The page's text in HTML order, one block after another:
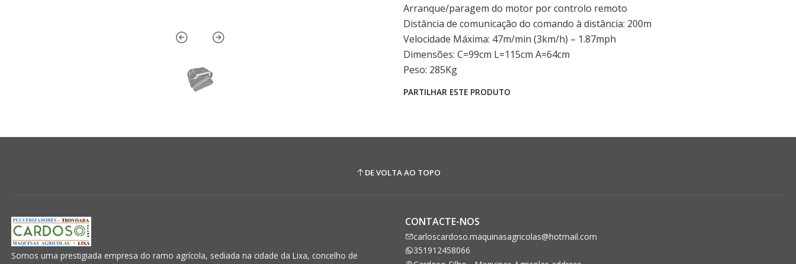
Arranque/paragem do motor por controlo remoto
Distância de comunicação do comando à distância: 200m
Velocidade Máxima: 47m/min (3km/h) – 1.87mph
Dimensões: C=99cm L=115cm A=64cm
Peso: 285Kg
PARTILHAR ESTE PRODUTO
DE VOLTA AO TOPO
Somos uma prestigiada empresa do ramo agrícola, sediada na cidade da Lixa, concelho de
CONTACTE-NOS
carloscardoso.maquinasagricolas@hotmail.com
351912458066